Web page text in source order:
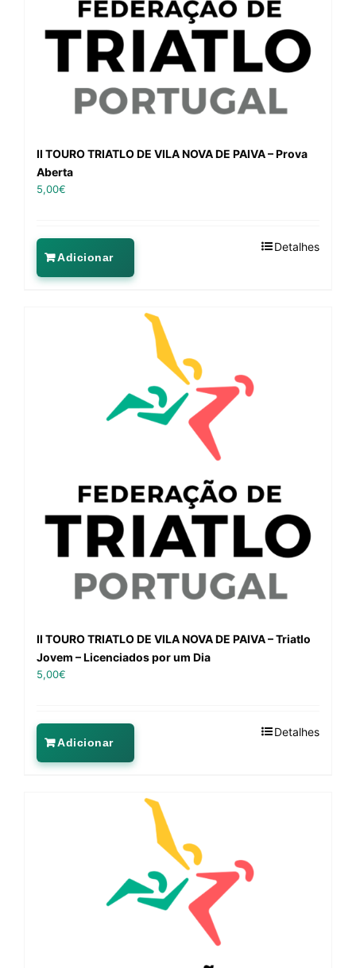
II TOURO TRIATLO DE VILA NOVA DE PAIVA – Prova
Aberta
5,00€
Adicionar
Detalhes
II TOURO TRIATLO DE VILA NOVA DE PAIVA – Triatlo
Jovem – Licenciados por um Dia
5,00€
Adicionar
Detalhes